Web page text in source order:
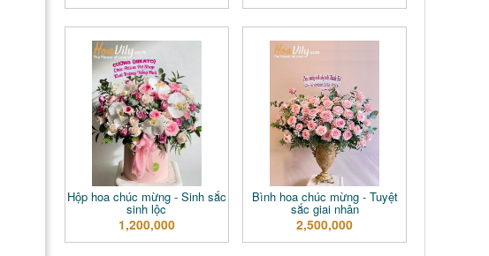
Hộp hoa chúc mừng - Sinh sắc
sinh lộc
1,200,000
Bình hoa chúc mừng - Tuyệt
sắc giai nhân
2,500,000